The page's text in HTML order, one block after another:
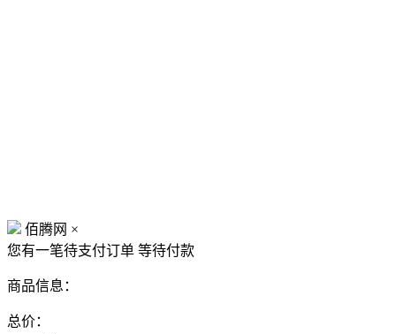
佰腾网 ×
您有一笔待支付订单 等待付款
商品信息：
总价：